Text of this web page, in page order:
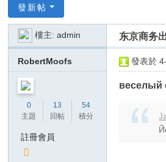
Gl
ee
68
發新帖
樓主:admin 东京商务
RobertMoofs
0
主題
13
回帖
54
積分
註冊會員
發表於
веселый